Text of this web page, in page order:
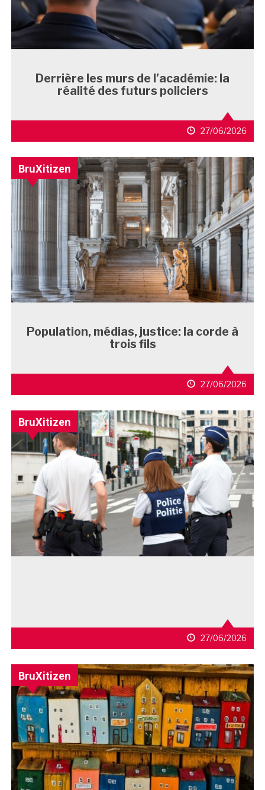
Derrière les murs de l’académie: la
réalité des futurs policiers
27/06/2026
BruXitizen
Population, médias, justice: la corde à
trois fils
27/06/2026
BruXitizen
27/06/2026
BruXitizen